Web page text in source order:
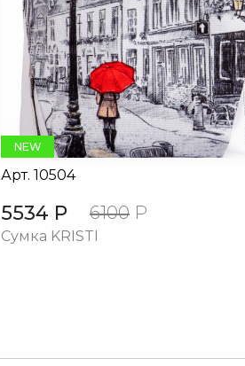
NEW
Арт. 10504
5534 Р 6100 Р
Сумка KRISTI